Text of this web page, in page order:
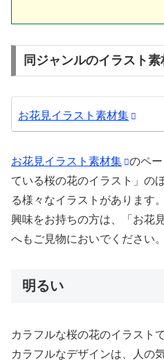
同ジャンルのイラスト素
お花見イラスト素材集
お花見イラスト素材集
のペ
ている桜の花のイラスト」の
る様々なイラストがあります。
興味をお持ちの方は、「お花
へもご見物においでください。
明るい
カラフルな桜の花のイラストで
カラフルなデザインは、人の